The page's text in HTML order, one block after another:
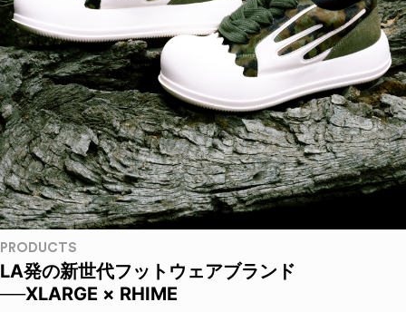
PRODUCTS
LA発の新世代フットウェアブランド
──XLARGE × RHIME